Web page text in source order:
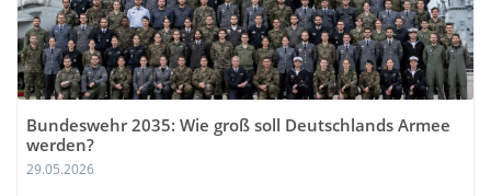
Bundeswehr 2035: Wie groß soll Deutschlands Armee
werden?
29.05.2026